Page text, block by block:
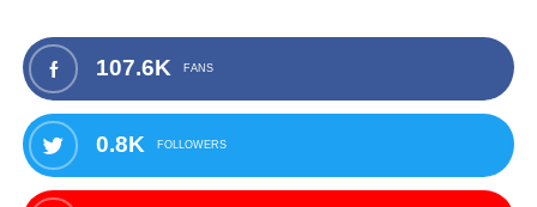
107.6K FANS
0.8K FOLLOWERS